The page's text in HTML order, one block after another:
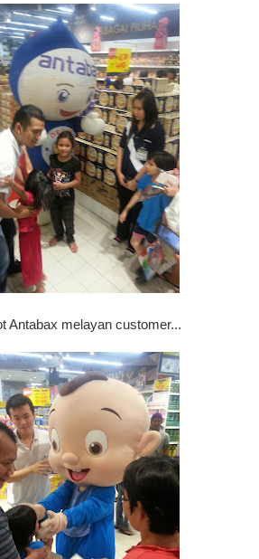
Antabax melayan customer...